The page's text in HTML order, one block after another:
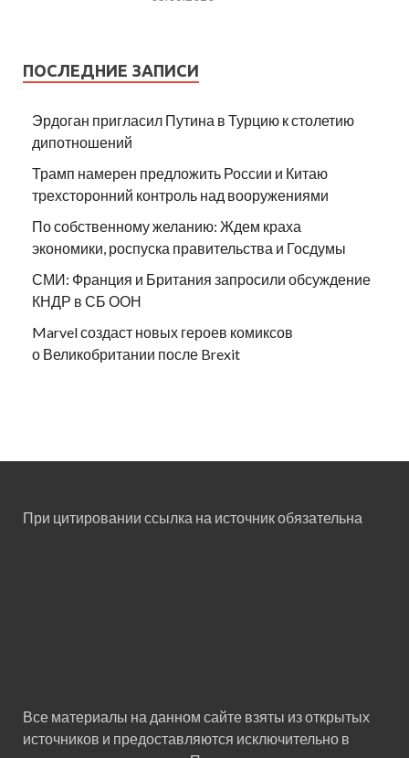
ПОСЛЕДНИЕ ЗАПИСИ
Эрдоган пригласил Путина в Турцию к столетию
дипотношений
Трамп намерен предложить России и Китаю
трехсторонний контроль над вооружениями
По собственному желанию: Ждем краха
экономики, роспуска правительства и Госдумы
СМИ: Франция и Британия запросили обсуждение
КНДР в СБ ООН
Marvel создаст новых героев комиксов
о Великобритании после Brexit
При цитировании ссылка на источник обязательна
Все материалы на данном сайте взяты из открытых
источников и предоставляются исключительно в